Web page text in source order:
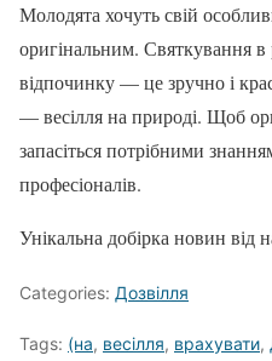
Молодята хочуть свій
оригінальним. Святкування в
відпочинку — це зручно і
— весілля на природі. Щоб
запасіться потрібними
професіоналів.
Унікальна добірка новин від
Categories: Дозвілля
Tags: (на, весілля, врахувати,